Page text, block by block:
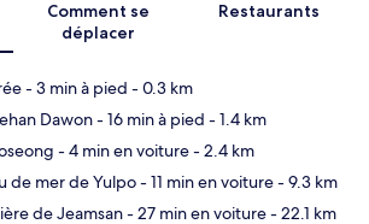
Comment se
déplacer
Restaurants
- 3 min à pied - 0.3 km
Dawon- 16 min à pied - 1.4 km
- 4 min en voiture- 2.4 km
de mer de Yulpo- 11 min en voiture- 9.3 km
de Jeamsan- 27 min en voiture- 22.1 km